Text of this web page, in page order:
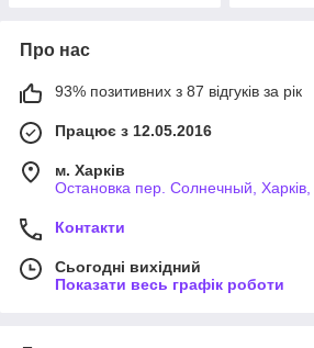
Про нас
93% позитивних з 87 відгуків за рік
Працює з 12.05.2016
м. Харків
Остановка пер. Солнечный, Харків,
Контакти
Сьогодні вихідний
Показати весь графік роботи